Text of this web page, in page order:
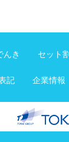
んき セット
記 企業情報